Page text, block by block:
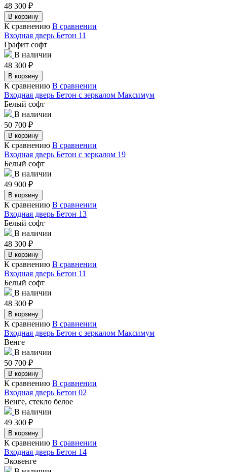
48 300 ₽
В корзину
К сравнению В сравнении
Входная дверь Бетон 11
Графит софт
В наличии
48 300 ₽
В корзину
К сравнению В сравнении
Входная дверь Бетон с зеркалом Максимум
Белый софт
В наличии
50 700 ₽
В корзину
К сравнению В сравнении
Входная дверь Бетон с зеркалом 19
Белый софт
В наличии
49 900 ₽
В корзину
К сравнению В сравнении
Входная дверь Бетон 13
Белый софт
В наличии
48 300 ₽
В корзину
К сравнению В сравнении
Входная дверь Бетон 11
Белый софт
В наличии
48 300 ₽
В корзину
К сравнению В сравнении
Входная дверь Бетон с зеркалом Максимум
Венге
В наличии
50 700 ₽
В корзину
К сравнению В сравнении
Входная дверь Бетон 02
Венге, стекло белое
В наличии
49 300 ₽
В корзину
К сравнению В сравнении
Входная дверь Бетон 14
Эковенге